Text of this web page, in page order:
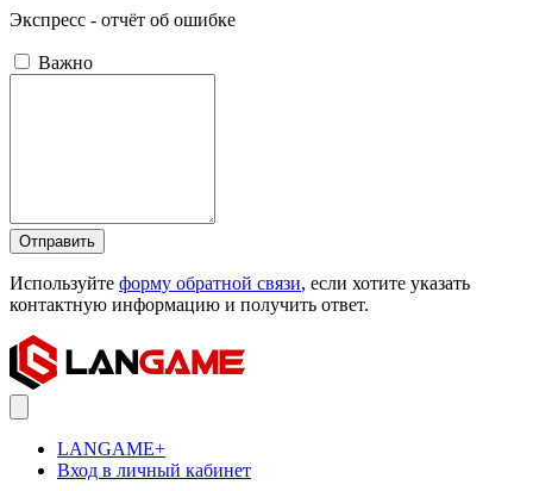
Экспресс - отчёт об ошибке
Важно
Отправить
Используйте форму обратной связи, если хотите указать
контактную информацию и получить ответ.
LANGAME+
Вход в личный кабинет